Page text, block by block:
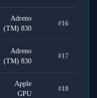
#16
Adreno
(TM) 830
#17
Adreno
(TM) 830
#18
Apple
GPU